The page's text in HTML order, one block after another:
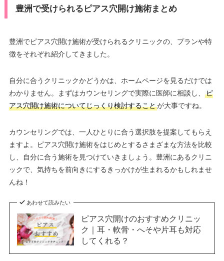
豊洲で受けられるピアス穴開け施術まとめ
豊洲でピアス穴開け施術が受けられるクリニックの、プランや特
徴をそれぞれ紹介してきました。
自分に合うクリニックかどうかは、ホームページを見るだけでは
わかりません。まずはカウンセリングで実際に医師に相談し、
ピ
アス穴開け施術についてじっくり検討することが大事ですね。
カウンセリングでは、一人ひとりに合う選択肢を提案してもらえ
ますよ。ピアス穴開け施術をはじめとするさまざまな方法を比較
し、自分に合う施術を見つけていきましょう。豊洲にあるクリニ
ックで、気持ちを前向きにするきっかけが生まれるかもしれませ
んね！
あわせて読みたい
ピアス穴開けのおすすめクリニッ
ク｜耳・軟骨・へそや片耳も対応
してくれる？